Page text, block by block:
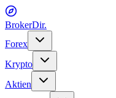
BrokerDir.
Forex
Krypto
Aktien